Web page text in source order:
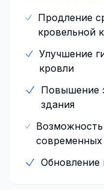
Продление
кровельной
Улучшение
кровли
Повышение
здания
Обновление